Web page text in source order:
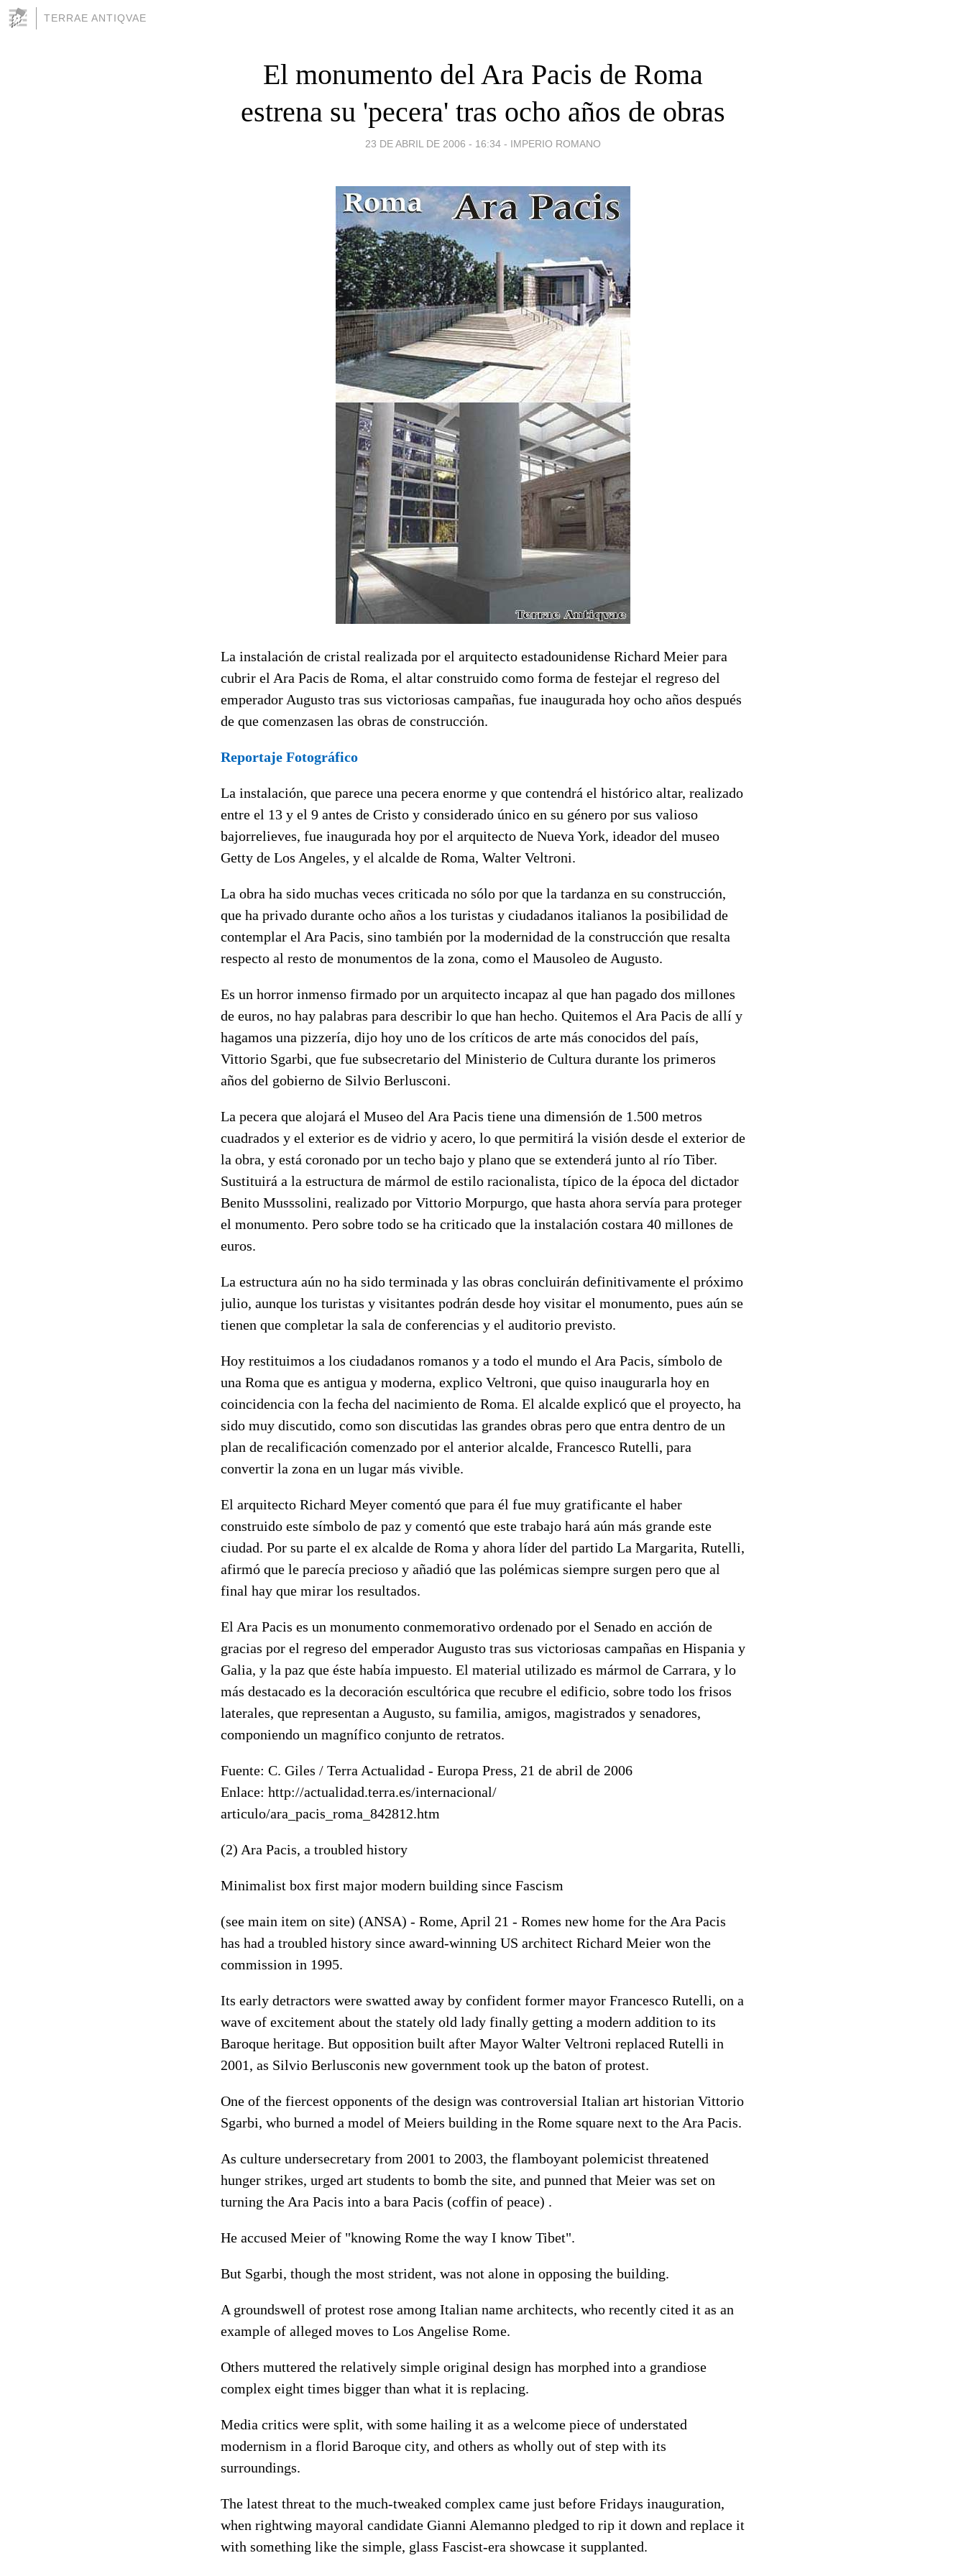
TERRAE ANTIQVAE
El monumento del Ara Pacis de Roma
estrena su 'pecera' tras ocho años de obras
23 DE ABRIL DE 2006 - 16:34 - IMPERIO ROMANO
La instalación de cristal realizada por el arquitecto estadounidense Richard Meier para
cubrir el Ara Pacis de Roma, el altar construido como forma de festejar el regreso del
emperador Augusto tras sus victoriosas campañas, fue inaugurada hoy ocho años después
de que comenzasen las obras de construcción.
Reportaje Fotográfico
La instalación, que parece una pecera enorme y que contendrá el histórico altar, realizado
entre el 13 y el 9 antes de Cristo y considerado único en su género por sus valioso
bajorrelieves, fue inaugurada hoy por el arquitecto de Nueva York, ideador del museo
Getty de Los Angeles, y el alcalde de Roma, Walter Veltroni.
La obra ha sido muchas veces criticada no sólo por que la tardanza en su construcción,
que ha privado durante ocho años a los turistas y ciudadanos italianos la posibilidad de
contemplar el Ara Pacis, sino también por la modernidad de la construcción que resalta
respecto al resto de monumentos de la zona, como el Mausoleo de Augusto.
Es un horror inmenso firmado por un arquitecto incapaz al que han pagado dos millones
de euros, no hay palabras para describir lo que han hecho. Quitemos el Ara Pacis de allí y
hagamos una pizzería, dijo hoy uno de los críticos de arte más conocidos del país,
Vittorio Sgarbi, que fue subsecretario del Ministerio de Cultura durante los primeros
años del gobierno de Silvio Berlusconi.
La pecera que alojará el Museo del Ara Pacis tiene una dimensión de 1.500 metros
cuadrados y el exterior es de vidrio y acero, lo que permitirá la visión desde el exterior de
la obra, y está coronado por un techo bajo y plano que se extenderá junto al río Tiber.
Sustituirá a la estructura de mármol de estilo racionalista, típico de la época del dictador
Benito Musssolini, realizado por Vittorio Morpurgo, que hasta ahora servía para proteger
el monumento. Pero sobre todo se ha criticado que la instalación costara 40 millones de
euros.
La estructura aún no ha sido terminada y las obras concluirán definitivamente el próximo
julio, aunque los turistas y visitantes podrán desde hoy visitar el monumento, pues aún se
tienen que completar la sala de conferencias y el auditorio previsto.
Hoy restituimos a los ciudadanos romanos y a todo el mundo el Ara Pacis, símbolo de
una Roma que es antigua y moderna, explico Veltroni, que quiso inaugurarla hoy en
coincidencia con la fecha del nacimiento de Roma. El alcalde explicó que el proyecto, ha
sido muy discutido, como son discutidas las grandes obras pero que entra dentro de un
plan de recalificación comenzado por el anterior alcalde, Francesco Rutelli, para
convertir la zona en un lugar más vivible.
El arquitecto Richard Meyer comentó que para él fue muy gratificante el haber
construido este símbolo de paz y comentó que este trabajo hará aún más grande este
ciudad. Por su parte el ex alcalde de Roma y ahora líder del partido La Margarita, Rutelli,
afirmó que le parecía precioso y añadió que las polémicas siempre surgen pero que al
final hay que mirar los resultados.
El Ara Pacis es un monumento conmemorativo ordenado por el Senado en acción de
gracias por el regreso del emperador Augusto tras sus victoriosas campañas en Hispania y
Galia, y la paz que éste había impuesto. El material utilizado es mármol de Carrara, y lo
más destacado es la decoración escultórica que recubre el edificio, sobre todo los frisos
laterales, que representan a Augusto, su familia, amigos, magistrados y senadores,
componiendo un magnífico conjunto de retratos.
Fuente: C. Giles / Terra Actualidad - Europa Press, 21 de abril de 2006
Enlace: http://actualidad.terra.es/internacional/
articulo/ara_pacis_roma_842812.htm
(2) Ara Pacis, a troubled history
Minimalist box first major modern building since Fascism
(see main item on site) (ANSA) - Rome, April 21 - Romes new home for the Ara Pacis
has had a troubled history since award-winning US architect Richard Meier won the
commission in 1995.
Its early detractors were swatted away by confident former mayor Francesco Rutelli, on a
wave of excitement about the stately old lady finally getting a modern addition to its
Baroque heritage. But opposition built after Mayor Walter Veltroni replaced Rutelli in
2001, as Silvio Berlusconis new government took up the baton of protest.
One of the fiercest opponents of the design was controversial Italian art historian Vittorio
Sgarbi, who burned a model of Meiers building in the Rome square next to the Ara Pacis.
As culture undersecretary from 2001 to 2003, the flamboyant polemicist threatened
hunger strikes, urged art students to bomb the site, and punned that Meier was set on
turning the Ara Pacis into a bara Pacis (coffin of peace) .
He accused Meier of "knowing Rome the way I know Tibet".
But Sgarbi, though the most strident, was not alone in opposing the building.
A groundswell of protest rose among Italian name architects, who recently cited it as an
example of alleged moves to Los Angelise Rome.
Others muttered the relatively simple original design has morphed into a grandiose
complex eight times bigger than what it is replacing.
Media critics were split, with some hailing it as a welcome piece of understated
modernism in a florid Baroque city, and others as wholly out of step with its
surroundings.
The latest threat to the much-tweaked complex came just before Fridays inauguration,
when rightwing mayoral candidate Gianni Alemanno pledged to rip it down and replace it
with something like the simple, glass Fascist-era showcase it supplanted.